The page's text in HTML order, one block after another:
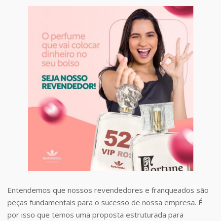
Entendemos que nossos revendedores e franqueados são
peças fundamentais para o sucesso de nossa empresa. É
por isso que temos uma proposta estruturada para